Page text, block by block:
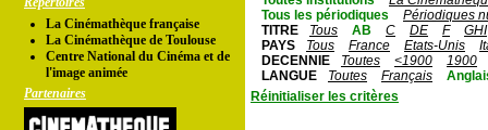
La Cinémathèque française
La Cinémathèque de Toulouse
Centre National du Cinéma et de
l'image animée
Partenaires
Tous les périodiques
Périodiques
TITRE
Tous AB C DE F
GHI
PAYS
Tous France Etats-Unis
DECENNIE
Toutes <1900
1900
LANGUE
Toutes Français
Réinitialiser les critères